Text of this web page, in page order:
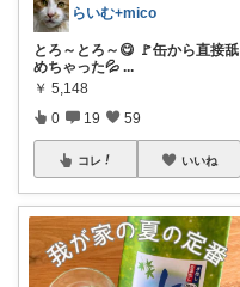
らいむ+mico
とろ～とろ～😋 🚩缶から直接舐
めちゃった💦 ...
￥ 5,148
0 19 59
コレ いいね